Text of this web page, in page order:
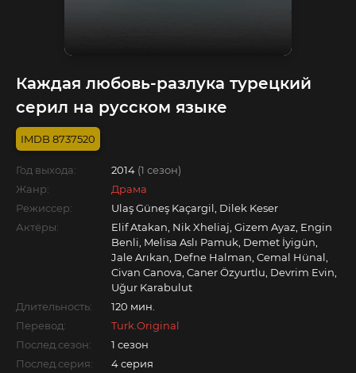
Каждая любовь-разлука турецкий
серил на русском языке
8737520
Год выхода: 2014 (1 сезон)
Жанр:
Драма
Режиссер:
Ulaş Güneş Kaçargil, Dilek Keser
Актёры:
Elif Atakan, Nik Xheliaj, Gizem Ayaz, Engin
Benli, Melisa Aslı Pamuk, Demet İyigün,
Jale Arıkan, Defne Halman, Cemal Hünal,
Civan Canova, Caner Özyurtlu, Devrim Evin,
Uğur Karabulut
Длительность:
120 мин.
Перевод:
Turk.Original
Послед.сезон:
1 сезон
Послед.серия:
4 серия